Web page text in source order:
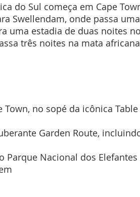
do Sul começa em Cape
Swellendam, onde passa
uma estadia de duas noites
três noites na mata
Town, no sopé da icônica
Garden Route,
Parque Nacional dos